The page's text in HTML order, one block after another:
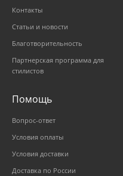
Контакты
Статьи и новости
Благотворительность
Партнерская программа для
стилистов
Помощь
Вопрос-ответ
Условия оплаты
Условия доставки
Доставка по России